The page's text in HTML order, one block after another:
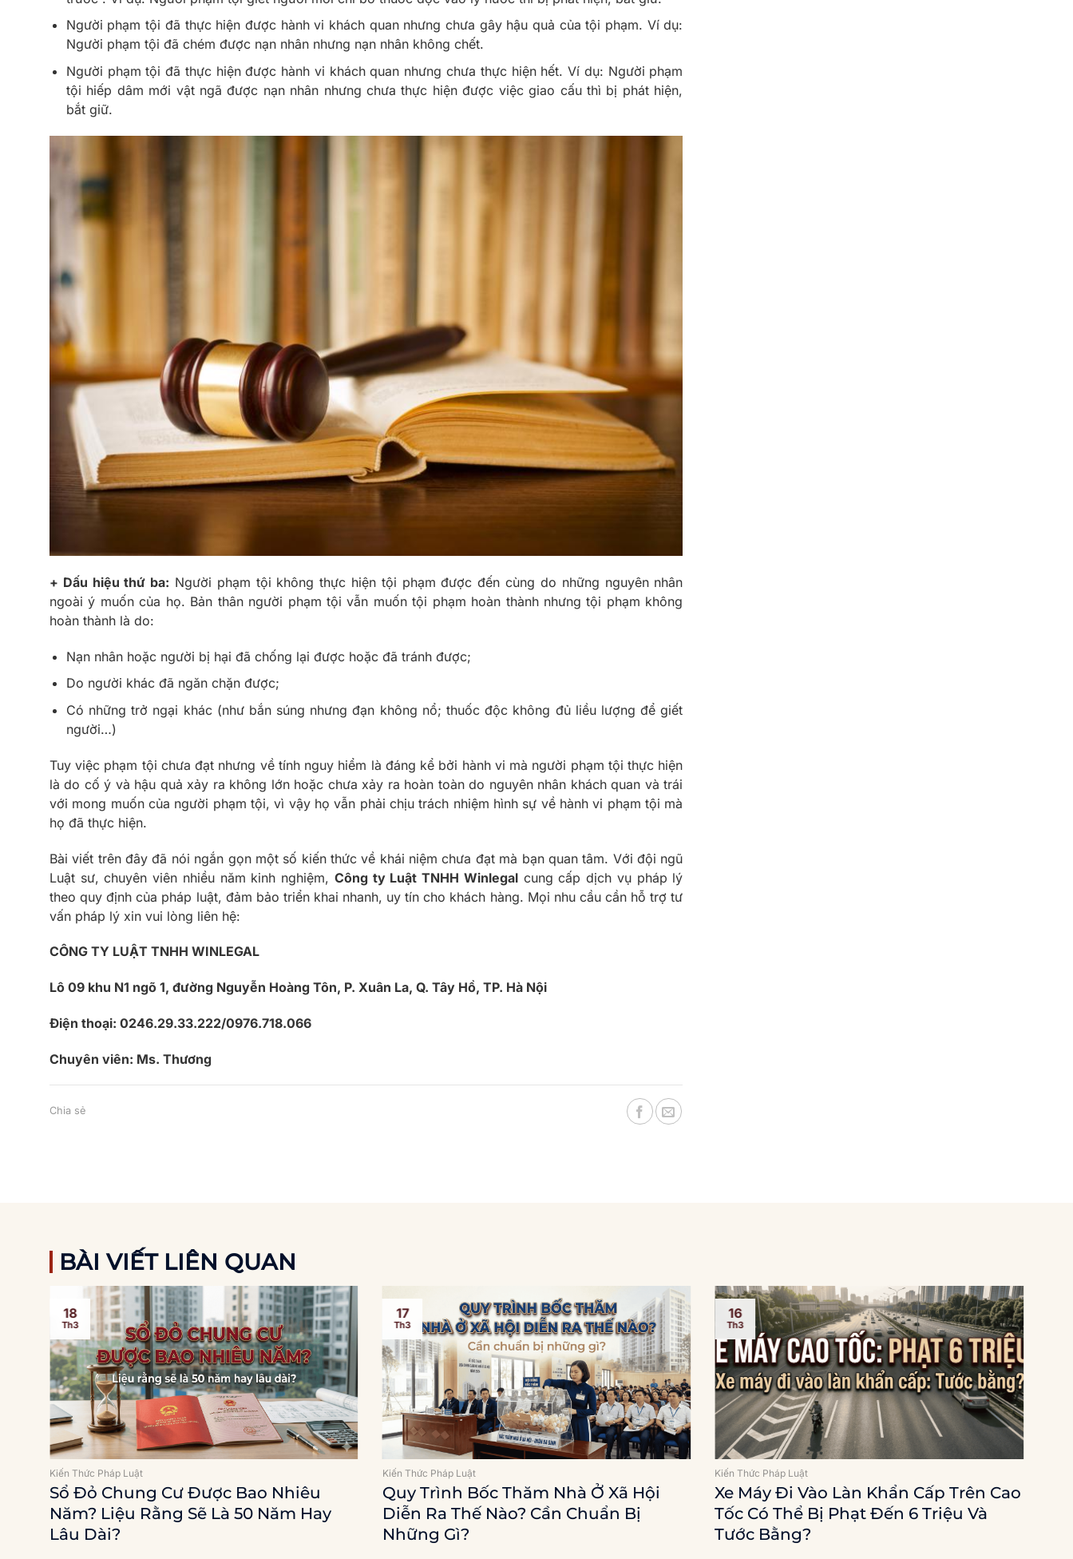
Người phạm tội đã thực hiện được hành vi khách quan nhưng chưa gây hậu quả của tội phạm. Ví dụ:
Người phạm tội đã chém được nạn nhân nhưng nạn nhân không chết.
Người phạm tội đã thực hiện được hành vi khách quan nhưng chưa thực hiện hết. Ví dụ: Người phạm
tội hiếp dâm mới vật ngã được nạn nhân nhưng chưa thực hiện được việc giao cấu thì bị phát hiện,
bắt giữ.
+ Dấu hiệu thứ ba: Người phạm tội không thực hiện tội phạm được đến cùng do những nguyên nhân
ngoài ý muốn của họ. Bản thân người phạm tội vẫn muốn tội phạm hoàn thành nhưng tội phạm không
hoàn thành là do:
Nạn nhân hoặc người bị hại đã chống lại được hoặc đã tránh được;
Do người khác đã ngăn chặn được;
Có những trở ngại khác (như bắn súng nhưng đạn không nổ; thuốc độc không đủ liều lượng để giết
người…)
Tuy việc phạm tội chưa đạt nhưng về tính nguy hiểm là đáng kể bởi hành vi mà người phạm tội thực hiện
là do cố ý và hậu quả xảy ra không lớn hoặc chưa xảy ra hoàn toàn do nguyên nhân khách quan và trái
với mong muốn của người phạm tội, vì vậy họ vẫn phải chịu trách nhiệm hình sự về hành vi phạm tội mà
họ đã thực hiện.
Bài viết trên đây đã nói ngắn gọn một số kiến thức về khái niệm chưa đạt mà bạn quan tâm. Với đội ngũ
Luật sư, chuyên viên nhiều năm kinh nghiệm, Công ty Luật TNHH Winlegalcung cấp dịch vụ pháp lý
theo quy định của pháp luật, đảm bảo triển khai nhanh, uy tín cho khách hàng. Mọi nhu cầu cần hỗ trợ tư
vấn pháp lý xin vui lòng liên hệ:
CÔNG TY LUẬT TNHH WINLEGAL
Lô 09 khu N1 ngõ 1, đường Nguyễn Hoàng Tôn, P. Xuân La, Q. Tây Hồ, TP. Hà Nội
Điện thoại: 0246.29.33.222/0976.718.066
Chuyên viên: Ms. Thương
Chia sẻ
BÀI VIẾT LIÊN QUAN
Kiến Thức Pháp Luật
Sổ Đỏ Chung Cư Được Bao Nhiêu
Năm? Liệu Rằng Sẽ Là 50 Năm Hay
Lâu Dài?
18
Th3
Kiến Thức Pháp Luật
Quy Trình Bốc Thăm Nhà Ở Xã Hội
Diễn Ra Thế Nào? Cần Chuẩn Bị
Những Gì?
17
Th3
Kiến Thức Pháp Luật
Xe Máy Đi Vào Làn Khẩn Cấp Trên Cao
Tốc Có Thể Bị Phạt Đến 6 Triệu Và
Tước Bằng?
16
Th3